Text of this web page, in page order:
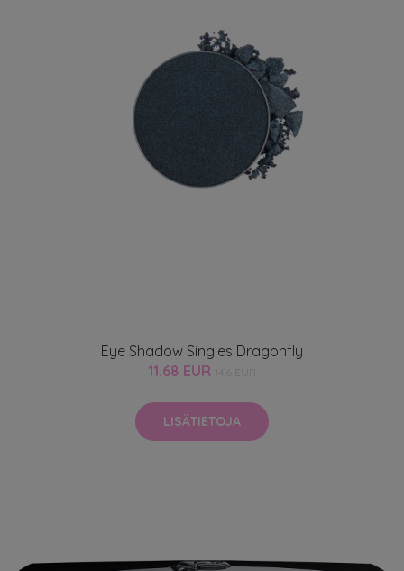
Eye Shadow Singles Dragonfly
11.68 EUR
LISÄTIETOJA